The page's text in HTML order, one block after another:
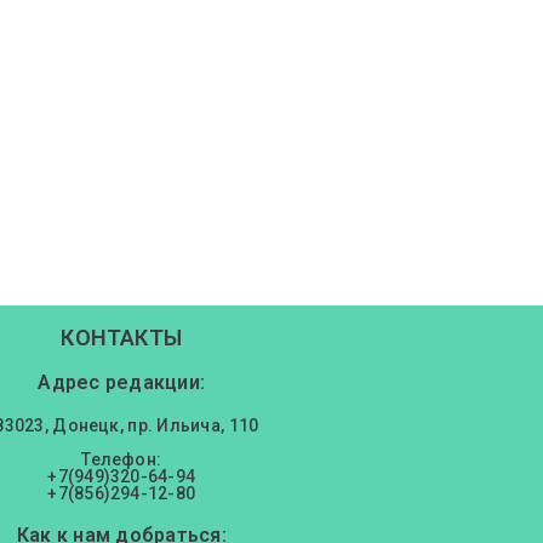
КОНТАКТЫ
Адрес редакции:
Донецк, пр. Ильича, 110
Телефон:
+7(949)320-64-94
+7(856)294-12-80
Как к нам добраться: